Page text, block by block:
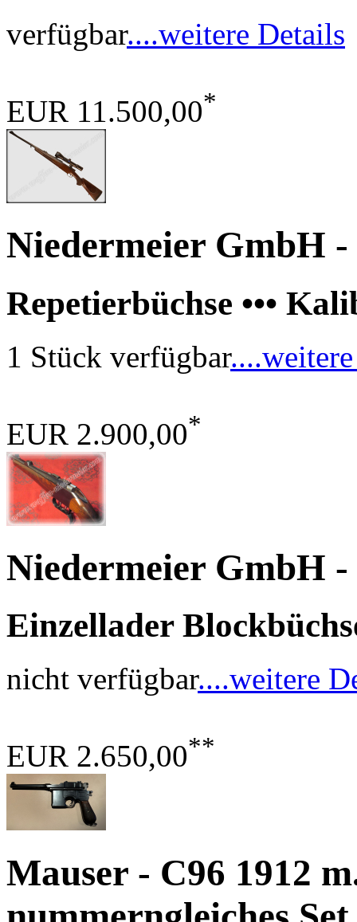
verfügbar....weitere Details
EUR 11.500,00*
Niedermeier GmbH -
Repetierbüchse •••
1 Stück verfügbar
EUR 2.900,00*
Niedermeier GmbH -
Einzellader
nicht verfügbar....weitere
EUR 2.650,00**
Mauser - C96 1912